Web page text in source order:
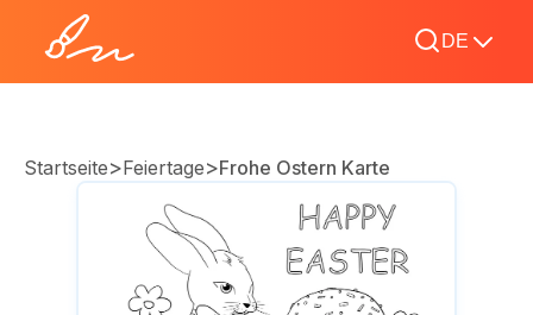
DE
Startseite>Feiertage>Frohe Ostern Karte